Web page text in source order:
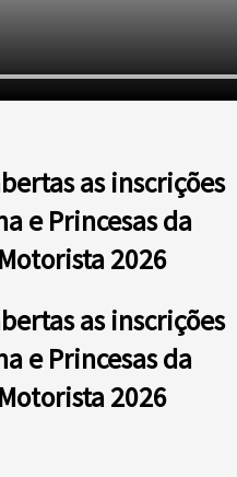
as inscrições
e Princesas da
2026
as inscrições
e Princesas da
2026